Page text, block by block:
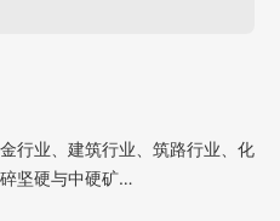
行业、建筑行业、筑路行业、化
坚硬与中硬矿…